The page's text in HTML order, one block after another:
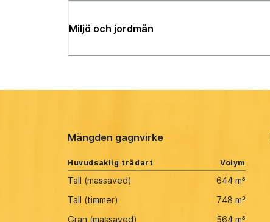
Miljö och jordmån
Mängden gagnvirke
Huvudsaklig trädart Volym
Tall (massaved)
644 m³
Tall (timmer)
748 m³
Gran (massaved)
564 m³